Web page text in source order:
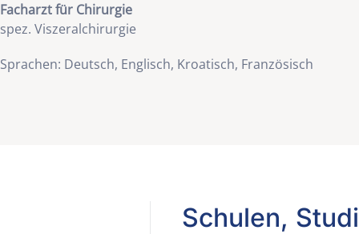
Facharzt für Chirurgie
spez. Viszeralchirurgie
Sprachen: Deutsch, Englisch, Kroatisch, Französisch
Schulen,